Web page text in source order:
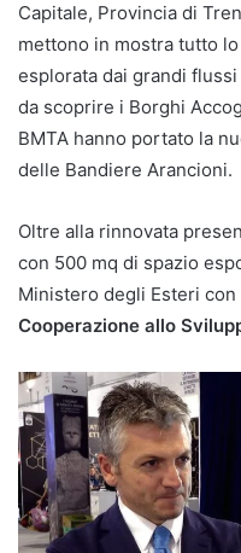
Capitale, Provincia di
mettono in mostra tutto
esplorata dai grandi
da scoprire i Borghi
BMTA hanno portato la
delle Bandiere Arancioni.
Oltre alla rinnovata
con 500 mq di spazio
Ministero degli Esteri con
Cooperazione allo